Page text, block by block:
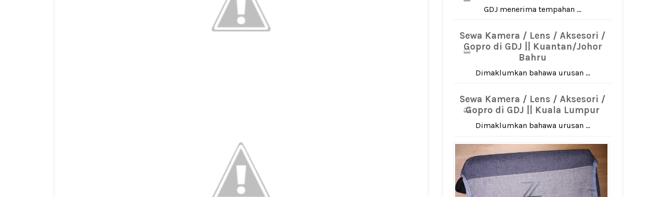
GDJ menerima tempahan ...
Sewa Kamera / Lens / Aksesori /
Gopro di GDJ || Kuantan/Johor
Bahru
Dimaklumkan bahawa urusan ...
Sewa Kamera / Lens / Aksesori /
Gopro di GDJ || Kuala Lumpur
Dimaklumkan bahawa urusan ...